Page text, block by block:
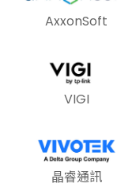
AxxonSoft
VIGI
晶睿通訊